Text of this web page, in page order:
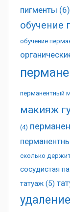
пигменты (6)
обучение
обучение
перманентный
макияж
(4)
сколько
сосудистая
татуаж (5)